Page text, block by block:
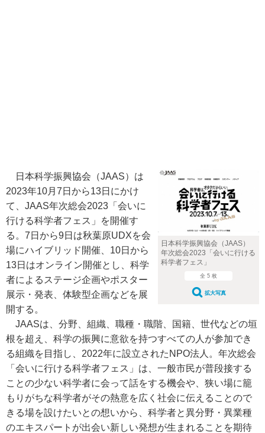
日本科学振興協会（JAAS）
年次総会2023「会いに行ける
科学者フェス」
全 5 枚
拡大写真
日本科学振興協会（JAAS）は
2023年10月7日から13日にかけ
て、JAAS年次総会2023「会いに
行ける科学者フェス」を開催す
る。7日から9日は秋葉原UDXを会
場にハイブリッド開催、10日から
13日はオンライン開催とし、科学
者によるステージ企画やポスター
展示・発表、体験型企画などを展
開する。
JAASは、分野、組織、職種・職階、国籍、世代などの垣
根を超え、科学の振興に意欲を持つすべての人が参加でき
る組織を目指し、2022年に設立されたNPO法人。年次総会
「会いに行ける科学者フェス」は、一般市民が普段接する
ことの少ない科学者に会って話をする機会や、狭い場に籠
もりがちな科学者がその熱意を広く社会に伝えることので
きる場を設けたいとの想いから、科学者と異分野・異業種
のエキスパートが出会い新しい発想が生まれることを期待